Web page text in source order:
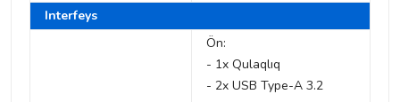
Interfeys
Ön:
- 1x Qulaqlıq
- 2x USB Type-A 3.2